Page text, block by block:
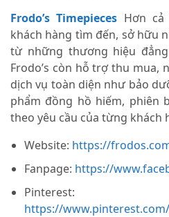
Frodo’s Timepieces Hơn
khách hàng tìm đến, sở hữu
từ những thương hiệu
Frodo’s còn hỗ trợ thu mua,
dịch vụ toàn diện như bảo
phẩm đồng hồ hiếm, phiên
theo yêu cầu của từng khách
Website: https://
Fanpage: https://
Pinterest:
https://